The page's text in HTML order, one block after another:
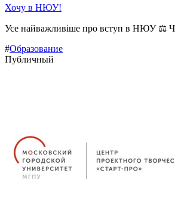
Хочу в НЮУ!
Усе найважливіше про вступ в НЮУ ⚖️
#Образование
Публичный